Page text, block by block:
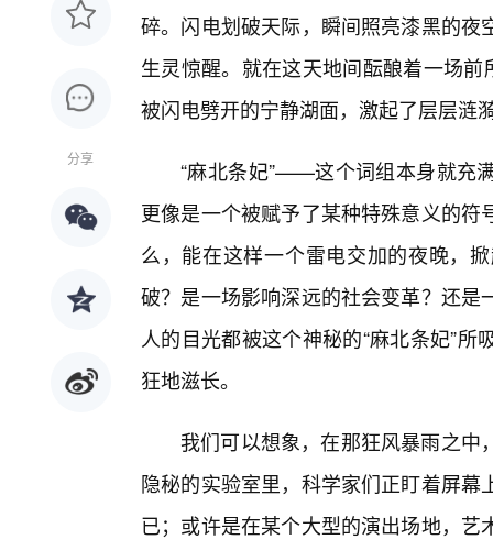
分享
碎。闪电划破天际，瞬间照亮漆黑的
生灵惊醒。就在这天地间酝酿着一场
被闪电劈开的宁静湖面，激起了层层涟
“麻北条妃”——这个词组本身就充
更像是一个被赋予了某种特殊意义的
么，能在这样一个雷电交加的夜晚，
破？是一场影响深远的社会变革？还
人的目光都被这个神秘的“麻北条妃”
狂地滋长。
我们可以想象，在那狂风暴雨之
隐秘的实验室里，科学家们正盯着屏
已；或许是在某个大型的演出场地，